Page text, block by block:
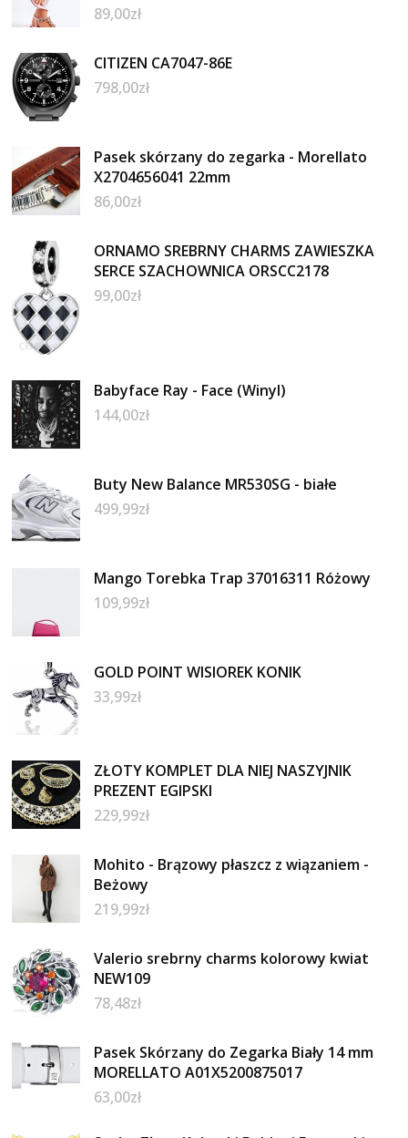
89,00zł
CITIZEN CA7047-86E
798,00zł
Pasek skórzany do zegarka - Morellato
X2704656041 22mm
86,00zł
ORNAMO SREBRNY CHARMS ZAWIESZKA
SERCE SZACHOWNICA ORSCC2178
99,00zł
Babyface Ray - Face (Winyl)
144,00zł
Buty New Balance MR530SG - białe
499,99zł
Mango Torebka Trap 37016311 Różowy
109,99zł
GOLD POINT WISIOREK KONIK
33,99zł
ZŁOTY KOMPLET DLA NIEJ NASZYJNIK
PREZENT EGIPSKI
229,99zł
Mohito - Brązowy płaszcz z wiązaniem -
Beżowy
219,99zł
Valerio srebrny charms kolorowy kwiat
NEW109
78,48zł
Pasek Skórzany do Zegarka Biały 14 mm
MORELLATO A01X5200875017
63,00zł